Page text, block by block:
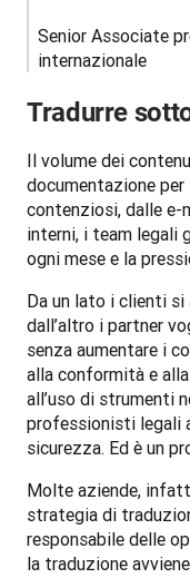
Senior Associate
internazionale
Tradurre
Il volume dei
documentazione
contenziosi, dalle e-
interni, i team legali
ogni mese e la
Da un lato i clienti
dall’altro i partner
senza aumentare i
alla conformità e
all’uso di strumenti
professionisti legali
sicurezza. Ed è un
Molte aziende,
strategia di
responsabile delle
la traduzione